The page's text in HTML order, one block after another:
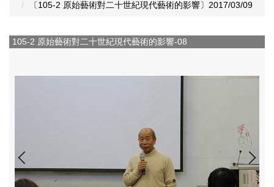
〔105-2 原始藝術對二十世紀現代藝術的影響〕2017/03/09
105-2 原始藝術對二十世紀現代藝術的影響-08